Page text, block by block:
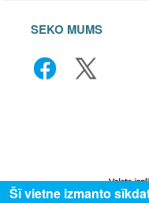
SEKO MUMS
Šī vietne izmanto